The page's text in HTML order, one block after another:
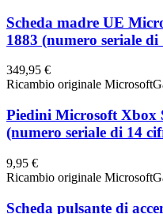
Scheda madre UE
1883 (numero seriale
349,95 €
Ricambio originale Microsoft
Piedini Microsoft Xbox
(numero seriale di 14
9,95 €
Ricambio originale Microsoft
Scheda pulsante di